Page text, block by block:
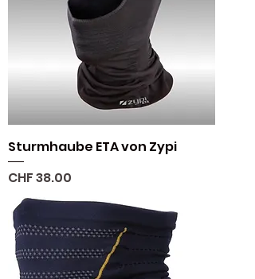
Sturmhaube ETA von Zypi
Preis
CHF 38.00